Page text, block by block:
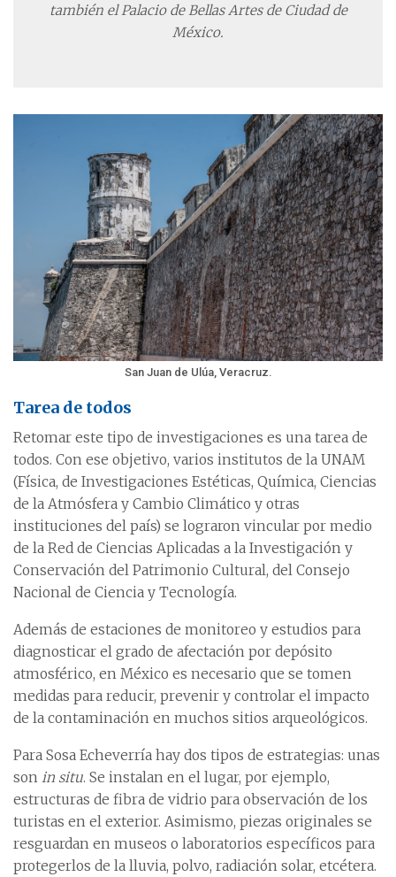
también el Palacio de Bellas Artes de Ciudad de
México.
San Juan de Ulúa, Veracruz.
Tarea de todos
Retomar este tipo de investigaciones es una tarea de
todos. Con ese objetivo, varios institutos de la UNAM
(Física, de Investigaciones Estéticas, Química, Ciencias
de la Atmósfera y Cambio Climático y otras
instituciones del país) se lograron vincular por medio
de la Red de Ciencias Aplicadas a la Investigación y
Conservación del Patrimonio Cultural, del Consejo
Nacional de Ciencia y Tecnología.
Además de estaciones de monitoreo y estudios para
diagnosticar el grado de afectación por depósito
atmosférico, en México es necesario que se tomen
medidas para reducir, prevenir y controlar el impacto
de la contaminación en muchos sitios arqueológicos.
Para Sosa Echeverría hay dos tipos de estrategias: unas
son in situ. Se instalan en el lugar, por ejemplo,
estructuras de fibra de vidrio para observación de los
turistas en el exterior. Asimismo, piezas originales se
resguardan en museos o laboratorios específicos para
protegerlos de la lluvia, polvo, radiación solar, etcétera.